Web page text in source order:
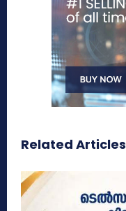
Related Articles